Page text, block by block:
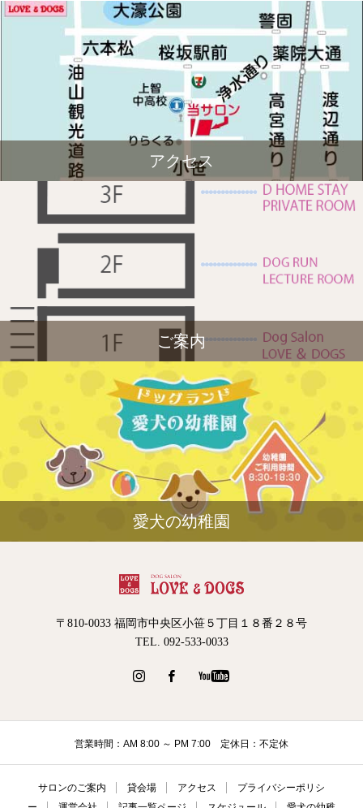
アクセス
ご案内
愛犬の幼稚園
〒810-0033 福岡市中央区小笹５丁目１８番２８号
TEL. 092-533-0033
営業時間：AM 8:00 ～ PM 7:00 定休日：不定休
サロンのご案内 貸会場 アクセス
プライバシーポリシ